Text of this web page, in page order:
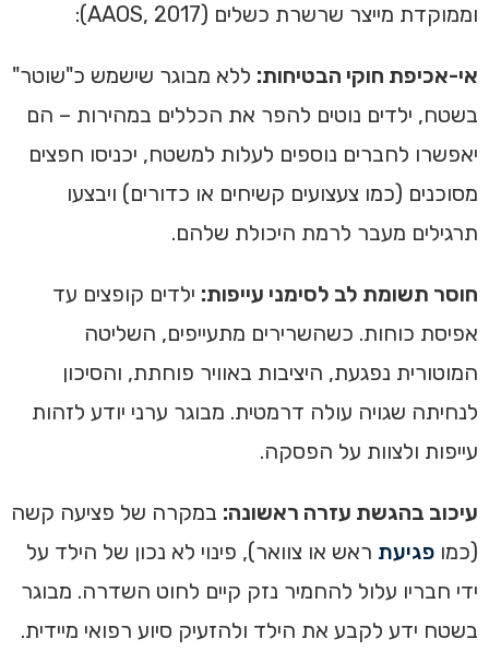
וממוקדת מייצר שרשרת כשלים (AAOS, 2017):
אי-אכיפת חוקי הבטיחות: ללא מבוגר שישמש כ"שוטר"
בשטח, ילדים נוטים להפר את הכללים במהירות – הם
יאפשרו לחברים נוספים לעלות למשטח, יכניסו חפצים
מסוכנים (כמו צעצועים קשיחים או כדורים) ויבצעו
תרגילים מעבר לרמת היכולת שלהם.
חוסר תשומת לב לסימני עייפות: ילדים קופצים עד
אפיסת כוחות. כשהשרירים מתעייפים, השליטה
המוטורית נפגעת, היציבות באוויר פוחתת, והסיכון
לנחיתה שגויה עולה דרמטית. מבוגר ערני יודע לזהות
עייפות ולצוות על הפסקה.
עיכוב בהגשת עזרה ראשונה: במקרה של פציעה קשה
(כמו פגיעת ראש או צוואר), פינוי לא נכון של הילד על
ידי חבריו עלול להחמיר נזק קיים לחוט השדרה. מבוגר
בשטח ידע לקבע את הילד ולהזעיק סיוע רפואי מיידית.